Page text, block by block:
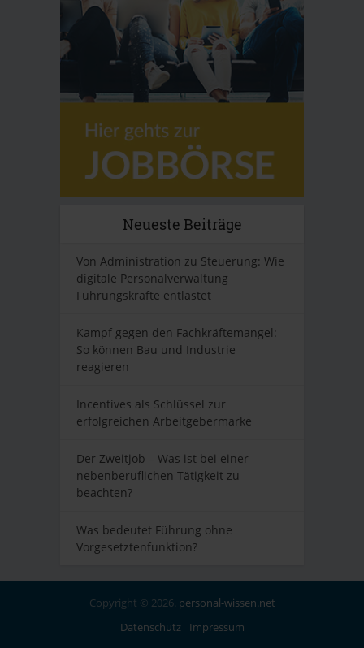
Neueste Beiträge
Von Administration zu Steuerung: Wie
digitale Personalverwaltung
Führungskräfte entlastet
Kampf gegen den Fachkräftemangel:
So können Bau und Industrie
reagieren
Incentives als Schlüssel zur
erfolgreichen Arbeitgebermarke
Der Zweitjob – Was ist bei einer
nebenberuflichen Tätigkeit zu
beachten?
Was bedeutet Führung ohne
Vorgesetztenfunktion?
Copyright © 2026. personal-wissen.net
Datenschutz
Impressum